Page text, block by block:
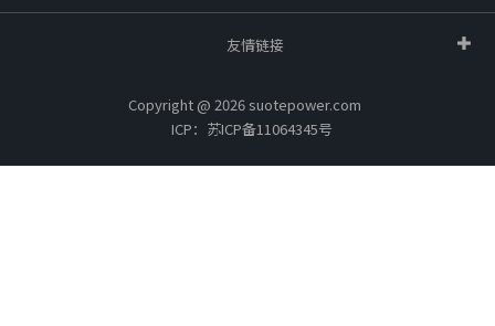
友情链接
Copyright @ 2026 suotepower.com
ICP：苏ICP备11064345号